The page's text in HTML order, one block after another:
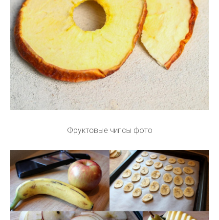
Фруктовые чипсы фото